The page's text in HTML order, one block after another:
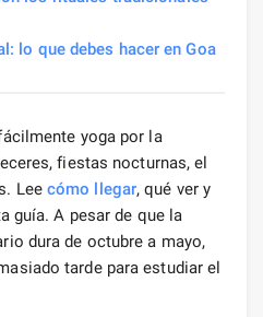
lo que debes hacer en Goa
yoga por la
fiestas nocturnas, el
Lee cómo llegar, qué ver y
guía. A pesar de que la
dura de octubre a mayo,
tarde para estudiar el